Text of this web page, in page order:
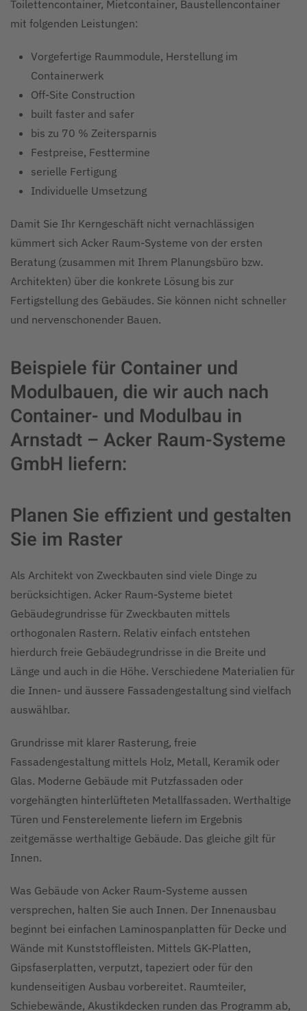
Toilettencontainer, Mietcontainer, Baustellencontainer
mit folgenden Leistungen:
Vorgefertige Raummodule, Herstellung im
Containerwerk
Off-Site Construction
built faster and safer
bis zu 70 % Zeitersparnis
Festpreise, Festtermine
serielle Fertigung
Individuelle Umsetzung
Damit Sie Ihr Kerngeschäft nicht vernachlässigen
kümmert sich Acker Raum-Systeme von der ersten
Beratung (zusammen mit Ihrem Planungsbüro bzw.
Architekten) über die konkrete Lösung bis zur
Fertigstellung des Gebäudes. Sie können nicht schneller
und nervenschonender Bauen.
Beispiele für Container und
Modulbauen, die wir auch nach
Container- und Modulbau in
Arnstadt – Acker Raum-Systeme
GmbH liefern:
Planen Sie effizient und gestalten
Sie im Raster
Als Architekt von Zweckbauten sind viele Dinge zu
berücksichtigen. Acker Raum-Systeme bietet
Gebäudegrundrisse für Zweckbauten mittels
orthogonalen Rastern. Relativ einfach entstehen
hierdurch freie Gebäudegrundrisse in die Breite und
Länge und auch in die Höhe. Verschiedene Materialien für
die Innen- und äussere Fassadengestaltung sind vielfach
auswählbar.
Grundrisse mit klarer Rasterung, freie
Fassadengestaltung mittels Holz, Metall, Keramik oder
Glas. Moderne Gebäude mit Putzfassaden oder
vorgehängten hinterlüfteten Metallfassaden. Werthaltige
Türen und Fensterelemente liefern im Ergebnis
zeitgemässe werthaltige Gebäude. Das gleiche gilt für
Innen.
Was Gebäude von Acker Raum-Systeme aussen
versprechen, halten Sie auch Innen. Der Innenausbau
beginnt bei einfachen Laminospanplatten für Decke und
Wände mit Kunststoffleisten. Mittels GK-Platten,
Gipsfaserplatten, verputzt, tapeziert oder für den
kundenseitigen Ausbau vorbereitet. Raumteiler,
Schiebewände, Akustikdecken runden das Programm ab,